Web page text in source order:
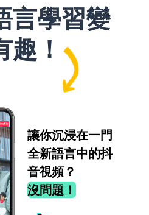
言學習變
趣！
讓你沉浸在一門
全新語言中的抖
音視頻？
沒問題！